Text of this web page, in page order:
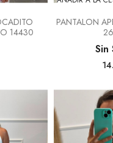
14430
PANTALON
Sin